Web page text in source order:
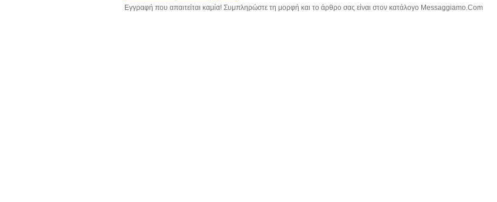
Εγγραφή που απαιτείται καμία! Συμπληρώστε τη μορφή και το άρθρο σας είναι στον κατάλογο Messaggiamo.Com